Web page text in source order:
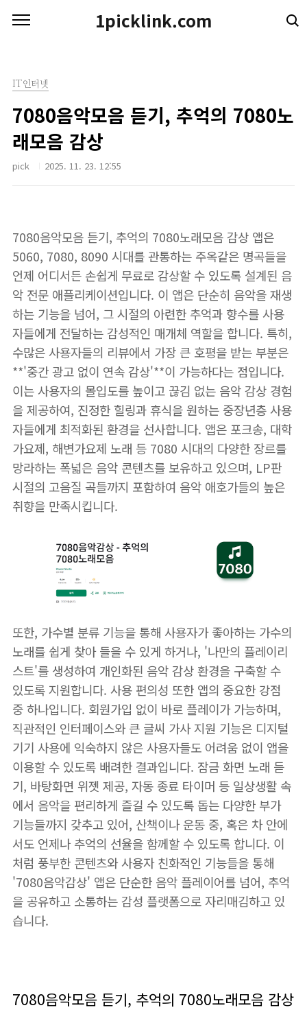
1picklink.com
IT인터넷
7080음악모음 듣기, 추억의 7080노
래모음 감상
pick 2025. 11. 23. 12:55
7080음악모음 듣기, 추억의 7080노래모음 감상 앱은
5060, 7080, 8090 시대를 관통하는 주옥같은 명곡들을
언제 어디서든 손쉽게 무료로 감상할 수 있도록 설계된 음
악 전문 애플리케이션입니다. 이 앱은 단순히 음악을 재생
하는 기능을 넘어, 그 시절의 아련한 추억과 향수를 사용
자들에게 전달하는 감성적인 매개체 역할을 합니다. 특히,
수많은 사용자들의 리뷰에서 가장 큰 호평을 받는 부분은
**'중간 광고 없이 연속 감상'**이 가능하다는 점입니다.
이는 사용자의 몰입도를 높이고 끊김 없는 음악 감상 경험
을 제공하여, 진정한 힐링과 휴식을 원하는 중장년층 사용
자들에게 최적화된 환경을 선사합니다. 앱은 포크송, 대학
가요제, 해변가요제 노래 등 7080 시대의 다양한 장르를
망라하는 폭넓은 음악 콘텐츠를 보유하고 있으며, LP판
시절의 고음질 곡들까지 포함하여 음악 애호가들의 높은
취향을 만족시킵니다.
또한, 가수별 분류 기능을 통해 사용자가 좋아하는 가수의
노래를 쉽게 찾아 들을 수 있게 하거나, '나만의 플레이리
스트'를 생성하여 개인화된 음악 감상 환경을 구축할 수
있도록 지원합니다. 사용 편의성 또한 앱의 중요한 강점
중 하나입니다. 회원가입 없이 바로 플레이가 가능하며,
직관적인 인터페이스와 큰 글씨 가사 지원 기능은 디지털
기기 사용에 익숙하지 않은 사용자들도 어려움 없이 앱을
이용할 수 있도록 배려한 결과입니다. 잠금 화면 노래 듣
기, 바탕화면 위젯 제공, 자동 종료 타이머 등 일상생활 속
에서 음악을 편리하게 즐길 수 있도록 돕는 다양한 부가
기능들까지 갖추고 있어, 산책이나 운동 중, 혹은 차 안에
서도 언제나 추억의 선율을 함께할 수 있도록 합니다. 이
처럼 풍부한 콘텐츠와 사용자 친화적인 기능들을 통해
'7080음악감상' 앱은 단순한 음악 플레이어를 넘어, 추억
을 공유하고 소통하는 감성 플랫폼으로 자리매김하고 있
습니다.
7080음악모음 듣기, 추억의 7080노래모음 감상